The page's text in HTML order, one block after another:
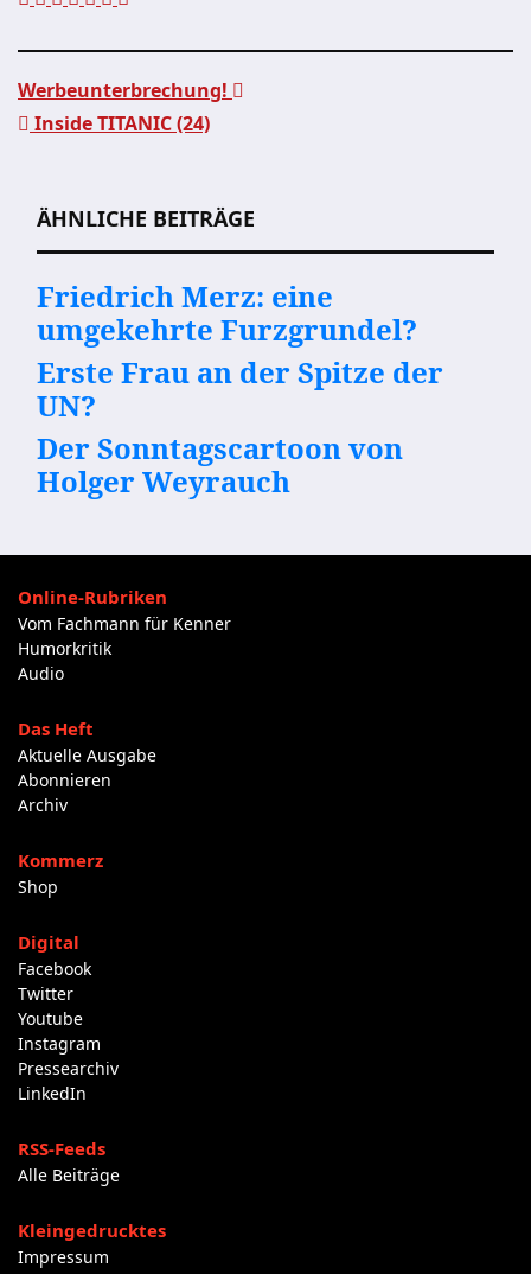
Werbeunterbrechung!
Inside TITANIC (24)
ÄHNLICHE BEITRÄGE
Friedrich Merz: eine
umgekehrte Furzgrundel?
Erste Frau an der Spitze der
UN?
Der Sonntagscartoon von
Holger Weyrauch
Online-Rubriken
Vom Fachmann für Kenner
Humorkritik
Audio
Das Heft
Aktuelle Ausgabe
Abonnieren
Archiv
Kommerz
Shop
Digital
Facebook
Twitter
Youtube
Instagram
Pressearchiv
LinkedIn
RSS-Feeds
Alle Beiträge
Kleingedrucktes
Impressum